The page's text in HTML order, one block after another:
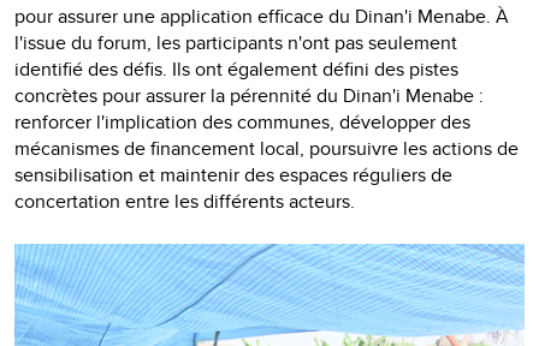
pour assurer une application efficace du Dinan'i Menabe. À
l'issue du forum, les participants n'ont pas seulement
identifié des défis. Ils ont également défini des pistes
concrètes pour assurer la pérennité du Dinan'i Menabe :
renforcer l'implication des communes, développer des
mécanismes de financement local, poursuivre les actions de
sensibilisation et maintenir des espaces réguliers de
concertation entre les différents acteurs.